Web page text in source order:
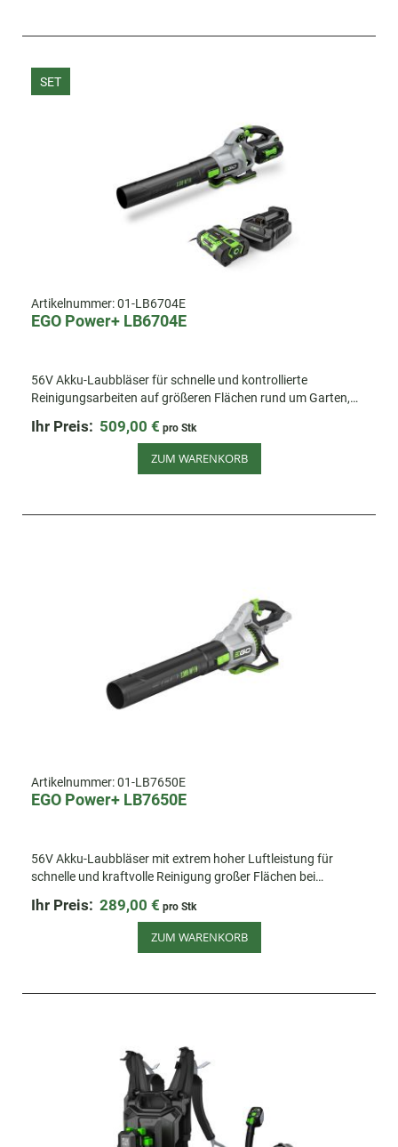
SET
Artikelnummer:01-LB6704E
EGO Power+ LB6704E
56V Akku-Laubbläser für schnelle und kontrollierte
Reinigungsarbeiten auf größeren Flächen rund um Garten,
Ihr Preis: 509,00 € pro Stk
ZUM WARENKORB
Artikelnummer:01-LB7650E
EGO Power+ LB7650E
56V Akku-Laubbläser mit extrem hoher Luftleistung für
schnelle und kraftvolle Reinigung großer Flächen bei
Ihr Preis: 289,00 € pro Stk
ZUM WARENKORB